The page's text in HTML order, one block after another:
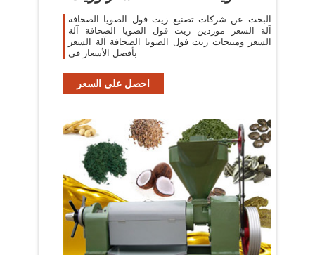
البحث عن شركات تصنيع زيت فول الصويا الصحافة
آلة السعر موردين زيت فول الصويا الصحافة آلة
السعر ومنتجات زيت فول الصويا الصحافة آلة السعر
بأفضل الأسعار في
احصل على السعر